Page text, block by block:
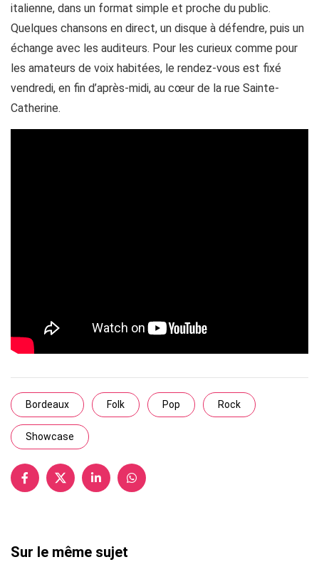
italienne, dans un format simple et proche du public.
Quelques chansons en direct, un disque à défendre, puis un
échange avec les auditeurs. Pour les curieux comme pour
les amateurs de voix habitées, le rendez-vous est fixé
vendredi, en fin d’après-midi, au cœur de la rue Sainte-
Catherine.
Bordeaux Folk Pop Rock
Showcase
Sur le même sujet